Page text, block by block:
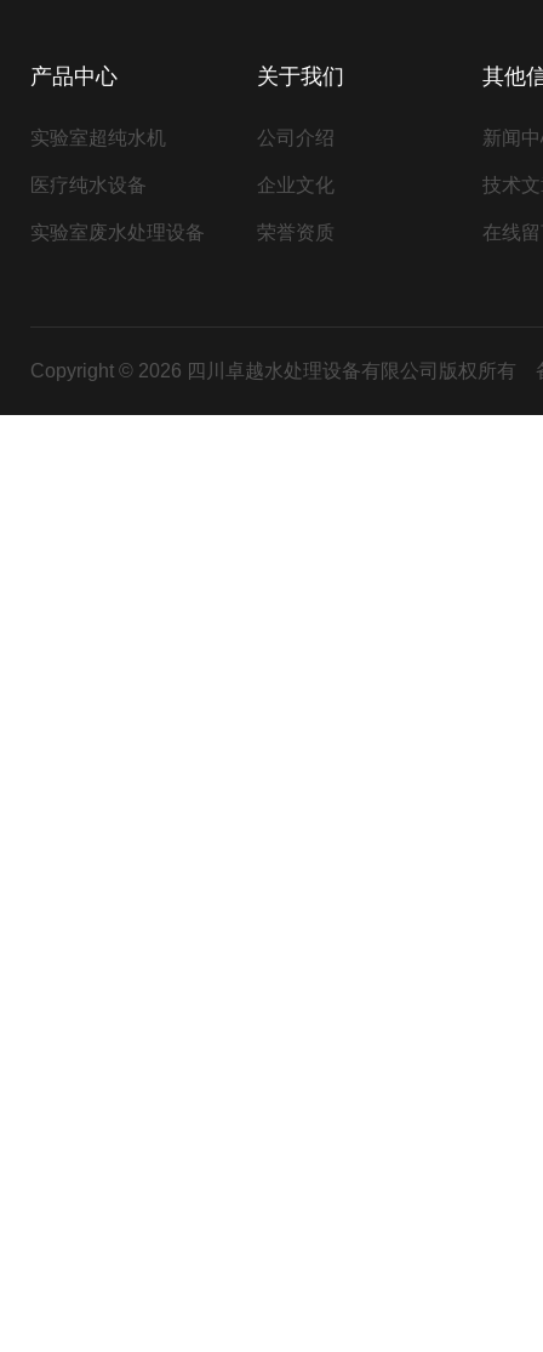
产品中心
实验室超纯水机
医疗纯水设备
实验室废水处理设备
关于我们
公司介绍
企业文化
荣誉资质
其他
新闻
技术
在线
Copyright © 2026 四川卓越水处理设备有限公司版权所有